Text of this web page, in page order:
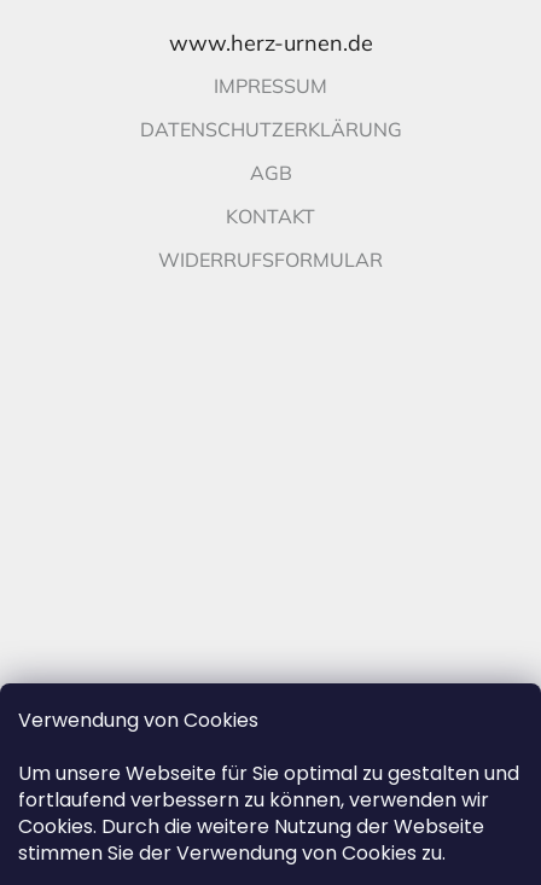
Verwendung von Cookies
Um unsere Webseite für Sie optimal zu gestalten und
fortlaufend verbessern zu können, verwenden wir
Cookies. Durch die weitere Nutzung der Webseite
stimmen Sie der Verwendung von Cookies zu.
www.herz-urnen.de
IMPRESSUM
DATENSCHUTZERKLÄRUNG
AGB
KONTAKT
WIDERRUFSFORMULAR